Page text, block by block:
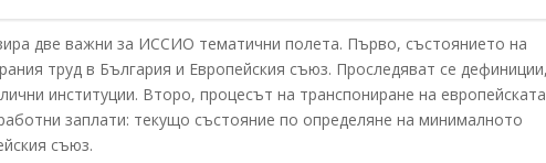
две важни за ИССИО тематични полета. Първо, състоянието на
труд в България и Европейския съюз. Проследяват се
институции. Второ, процесът на транспониране на европейската
заплати: текущо състояние по определяне на минималното
съюз.